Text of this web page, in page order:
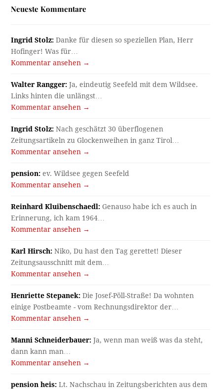
Neueste Kommentare
Ingrid Stolz: Danke für diesen so speziellen Plan, Herr
Hofinger! Was für…
Kommentar ansehen →
Walter Rangger: Ja, eindeutig Seefeld mit dem Wildsee.
Links hinten die unlängst…
Kommentar ansehen →
Ingrid Stolz: Nach geschätzt 30 überflogenen
Zeitungsartikeln zu Glockenweihen in ganz Tirol…
Kommentar ansehen →
pension: ev. Wildsee gegen Seefeld
Kommentar ansehen →
Reinhard Kluibenschaedl: Genauso habe ich es auch in
Erinnerung, ich kam 1964…
Kommentar ansehen →
Karl Hirsch: Niko, Du hast den Tag gerettet! Dieser
Zeitungsausschnitt mit dem…
Kommentar ansehen →
Henriette Stepanek: Die Josef-Pöll-Straße! Da wohnten
einige Postbeamte - vom Rechnungsdirektor der…
Kommentar ansehen →
Manni Schneiderbauer: Ja, wenn man weiß was da steht,
dann kann man…
Kommentar ansehen →
pension heis: Lt. Nachschau in Zeitungsberichten aus dem